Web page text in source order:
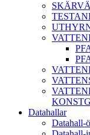
Datahallar
Datahall-